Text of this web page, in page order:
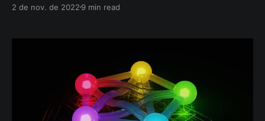
datos de nuestros servicios? Estamos jod***s. O no,
2 de nov. de 2022 9 min read